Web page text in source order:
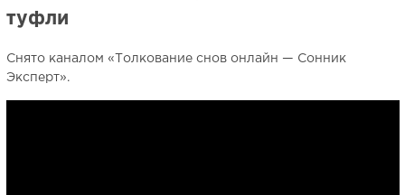
туфли
Снято каналом «Толкование снов онлайн — Сонник
Эксперт».